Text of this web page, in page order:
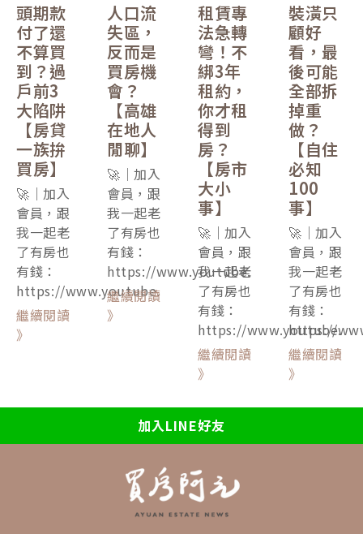
頭期款
付了還
不算買
到？過
戶前3
大陷阱
【房貸
一族拚
買房】
🚀｜加入
會員，跟
我一起老
了有房也
有錢：
https://www.youtube.
繼續閱讀
》
人口流
失區，
反而是
買房機
會？
【高雄
在地人
閒聊】
🚀｜加入
會員，跟
我一起老
了有房也
有錢：
https://www.youtube.
繼續閱讀
》
租賃專
法急轉
彎！不
綁3年
租約，
你才租
得到
房？
【房市
大小
事】
🚀｜加入
會員，跟
我一起老
了有房也
有錢：
https://www.youtube.
繼續閱讀
》
裝潢只
顧好
看，最
後可能
全部拆
掉重
做？
【自住
必知
100
事】
🚀｜加入
會員，跟
我一起老
了有房也
有錢：
https://
繼續閱讀
》
加入LINE好友